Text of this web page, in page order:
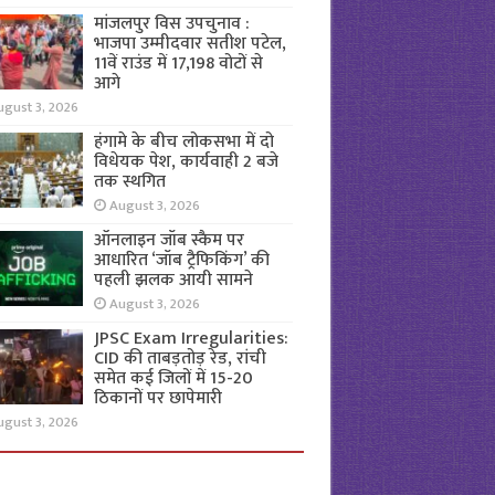
मांजलपुर विस उपचुनाव :
भाजपा उम्मीदवार सतीश पटेल,
11वें राउंड में 17,198 वोटों से
आगे
3, 2026
हंगामे के बीच लोकसभा में दो
विधेयक पेश, कार्यवाही 2 बजे
तक स्थगित
August 3, 2026
ऑनलाइन जॉब स्कैम पर
आधारित ‘जॉब ट्रैफिकिंग’ की
पहली झलक आयी सामने
August 3, 2026
JPSC Exam Irregularities:
CID की ताबड़तोड़ रेड, रांची
समेत कई जिलों में 15-20
ठिकानों पर छापेमारी
3, 2026